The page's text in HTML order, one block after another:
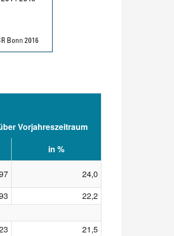
Vorjahreszeitraum
in %
24,0
22,2
21,5